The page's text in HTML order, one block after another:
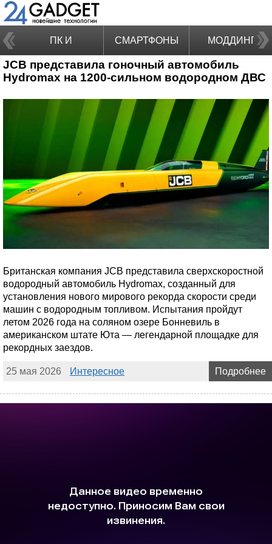
ПК И
НОУТБУКИ
СМАРТФОНЫ МОДДИНГ
JCB представила гоночный автомобиль
Hydromax на 1200-сильном водородном ДВС
Британская компания JCB представила сверхскоростной
водородный автомобиль Hydromax, созданный для
установления нового мирового рекорда скорости среди
машин с водородным топливом. Испытания пройдут
летом 2026 года на соляном озере Бонневиль в
американском штате Юта — легендарной площадке для
рекордных заездов.
25 мая 2026 Интересное Подробнее